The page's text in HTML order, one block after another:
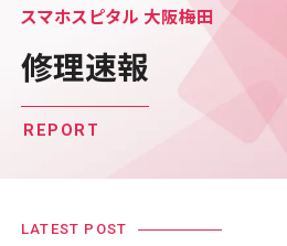
スマホスピタル 大阪梅田
修理速報
REPORT
LATEST POST